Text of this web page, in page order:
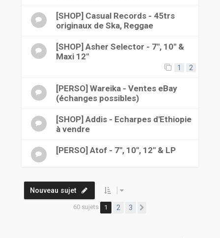
[SHOP] Casual Records - 45trs
originaux de Ska, Reggae
[SHOP] Asher Selector - 7", 10" &
Maxi 12"
1 2
[PERSO] Wareika - Ventes eBay
(échanges possibles)
[SHOP] Addis - Echarpes d'Ethiopie
à vendre
[PERSO] Atof - 7", 10", 12" & LP
Nouveau sujet
60 sujets 1 2 3